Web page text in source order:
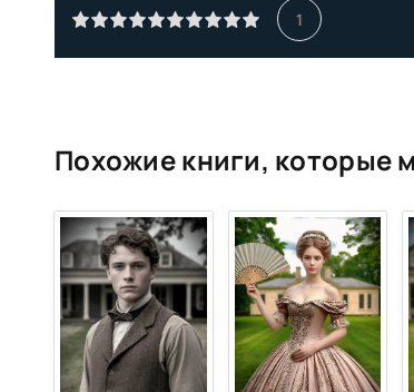
1
Похожие книги, которые